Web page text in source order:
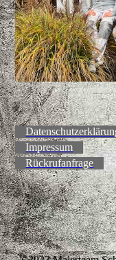
Impressum
Rückrufanfrage